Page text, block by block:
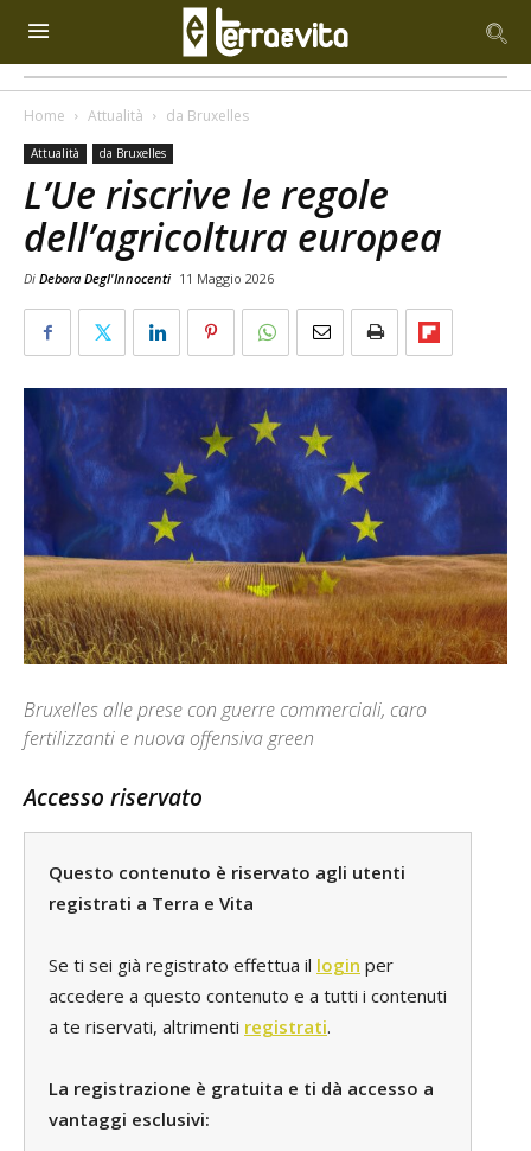
Home Attualità da Bruxelles
Attualità da Bruxelles
L’Ue riscrive le regole
dell’agricoltura europea
Di Debora Degl'Innocenti 11 Maggio 2026
Bruxelles alle prese con guerre commerciali, caro
fertilizzanti e nuova offensiva green
Accesso riservato
Questo contenuto è riservato agli utenti
registrati a Terra e Vita
Se ti sei già registrato effettua il login per
accedere a questo contenuto e a tutti i contenuti
a te riservati, altrimenti registrati.
La registrazione è gratuita e ti dà accesso a
vantaggi esclusivi: